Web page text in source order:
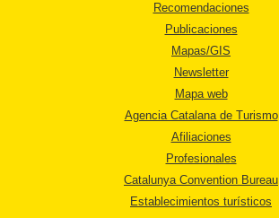
Recomendaciones
Publicaciones
Mapas/GIS
Newsletter
Mapa web
Agencia Catalana de Turismo
Afiliaciones
Profesionales
Catalunya Convention Bureau
Establecimientos turísticos